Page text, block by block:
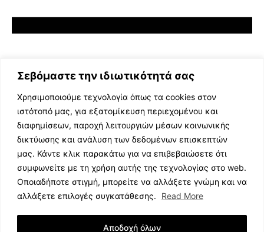
Σεβόμαστε την ιδιωτικότητά σας
Χρησιμοποιούμε τεχνολογία όπως τα cookies στον
ιστότοπό μας, για εξατομίκευση περιεχομένου και
διαφημίσεων, παροχή λειτουργιών μέσων κοινωνικής
δικτύωσης και ανάλυση των δεδομένων επισκεπτών
μας. Κάντε κλικ παρακάτω για να επιβεβαιώσετε ότι
συμφωνείτε με τη χρήση αυτής της τεχνολογίας στο web.
Οποιαδήποτε στιγμή, μπορείτε να αλλάξετε γνώμη και να
αλλάξετε επιλογές συγκατάθεσης.
Read More
Αποδοχή όλων
ΕΛΛΗΝΙΚΗ ΜΟΥΣΙΚΗ
TV SHOWS
EVENTS
ΘΕΑΤΡΟ
ΔΙΑΓΩΝΙΣΜΟΙ
STOA CULTURA